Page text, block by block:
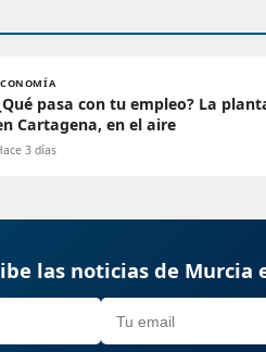
pasa con tu empleo? La
Cartagena, en el aire
3 días
las noticias de Murcia